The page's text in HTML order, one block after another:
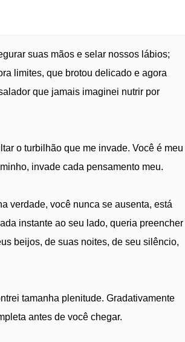
suas mãos e selar nossos lábios;
limites, que brotou delicado e agora
que jamais imaginei nutrir por
o turbilhão que me invade. Você é meu
invade cada pensamento meu.
verdade, você nunca se ausenta, está
instante ao seu lado, queria preencher
beijos, de suas noites, de seu silêncio,
tamanha plenitude. Gradativamente
antes de você chegar.